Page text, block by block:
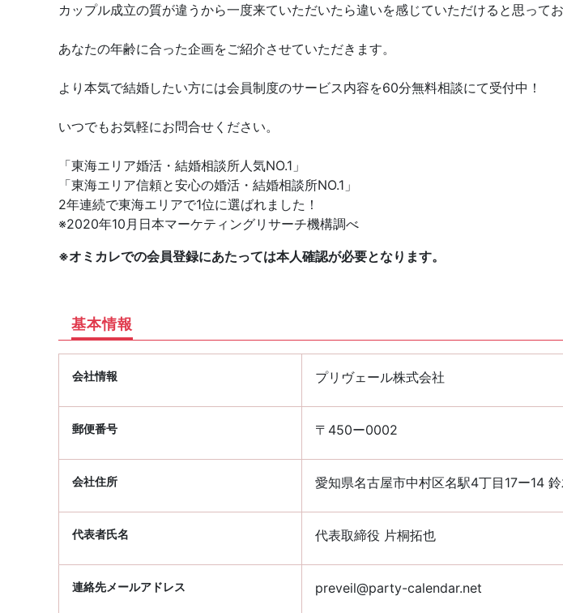
カップル成立の質が違うから一度来ていただいたら違いを感じていただけると思ってお
あなたの年齢に合った企画をご紹介させていただきます。
より本気で結婚したい方には会員制度のサービス内容を60分無料相談にて受付中！
いつでもお気軽にお問合せください。
「東海エリア婚活・結婚相談所人気NO.1」
「東海エリア信頼と安心の婚活・結婚相談所NO.1」
2年連続で東海エリアで1位に選ばれました！
※2020年10月日本マーケティングリサーチ機構調べ
※オミカレでの会員登録にあたっては本人確認が必要となります。
基本情報
会社情報 プリヴェール株式会社
郵便番号 〒450ー0002
会社住所 愛知県名古屋市中村区名駅4丁目17ー14
代表者氏名 代表取締役 片桐拓也
連絡先メールアドレス preveil@party-calendar.net